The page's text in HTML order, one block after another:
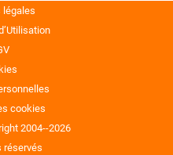
légales
cookies
2004--2026
réservés